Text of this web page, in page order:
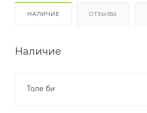
НАЛИЧИЕ ОТЗЫВЫ
Наличие
Толе би